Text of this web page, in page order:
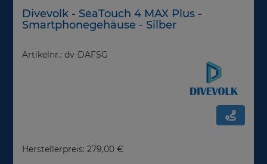
Divevolk - SeaTouch 4 MAX Plus -
Smartphonegehäuse - Silber
Artikelnr.: dv-DAFSG
Herstellerpreis: 279,00 €